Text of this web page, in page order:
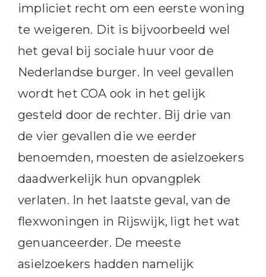
impliciet recht om een eerste woning
te weigeren. Dit is bijvoorbeeld wel
het geval bij sociale huur voor de
Nederlandse burger. In veel gevallen
wordt het COA ook in het gelijk
gesteld door de rechter. Bij drie van
de vier gevallen die we eerder
benoemden, moesten de asielzoekers
daadwerkelijk hun opvangplek
verlaten. In het laatste geval, van de
flexwoningen in Rijswijk, ligt het wat
genuanceerder. De meeste
asielzoekers hadden namelijk